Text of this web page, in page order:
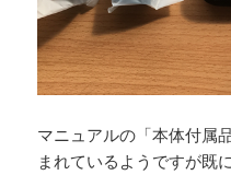
マニュアルの「本体付属
まれているようですが既